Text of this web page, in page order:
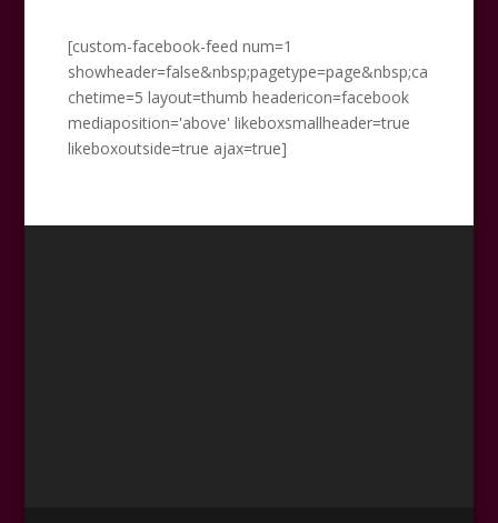
[custom-facebook-feed num=1
showheader=false&nbsp;pagetype=page&nbsp;ca
chetime=5 layout=thumb headericon=facebook
mediaposition='above' likeboxsmallheader=true
likeboxoutside=true ajax=true]